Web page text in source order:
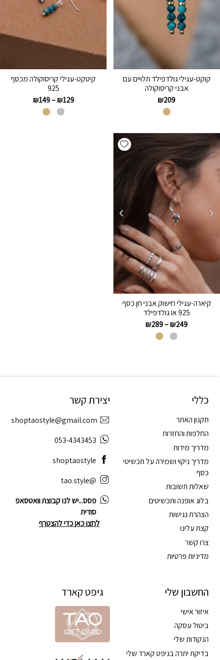
קוקט-עגילי גולדפילד תלויים עם
אבני קריסוקולה
₪209
קיטקט-עגילי קריסוקולה מכסף
925
₪129
–
₪149
Add wishlist
קיארה-עגילי חישוק אבני חן כסף
925 או גולדפילד
₪249
–
₪289
כללי
תקנון האתר
החלפות והחזרות
מדריך מידות
מדריך ניקוי ושמירה על תכשיטי
כסף
שאלות תשובות
בלוג אופנה ותכשיטים
הצהרת נגישות
קצת עלינו
צרו קשר
מדיניות פרטיות
החשבון שלי
איזור אישי
ביטול עסקה
הנקודות שלי
בדיקת יתרה בגיפט קארד שלי
יצירת קשר
shoptaostyle@gmail.com
053-4343453
shoptaostyle
@tao.style
פסס...יש לנו קבוצת וואטסאפ
סודית
לחצו כאן כדי להצטרף
גיפט קארד